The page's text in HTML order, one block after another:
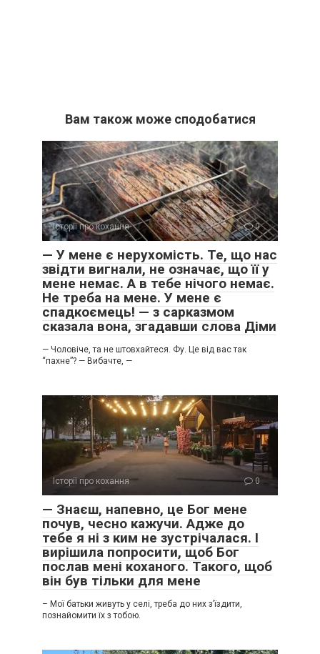
Вам також може сподобатися
Історії про кохання 0
​— У мене є нерухомість. Те, що нас
звідти вигнали, не означає, що її у
мене немає. А в тебе нічого немає.
Не треба на мене. У мене є
спадкоємець! — з сарказмом
сказала вона, згадавши слова Діми
​— Чоловіче, та не штовхайтеся. Фу. Це від вас так
“пахне”? ​— Вибачте, —
Історії про кохання 0
— Знаєш, напевно, це Бог мене
почув, чесно кажучи. Адже до
тебе я ні з ким не зустрічалася. І
вирішила попросити, щоб Бог
послав мені коханого. Такого, щоб
він був тільки для мене
– Мої батьки живуть у селі, треба до них з’їздити,
познайомити їх з тобою.